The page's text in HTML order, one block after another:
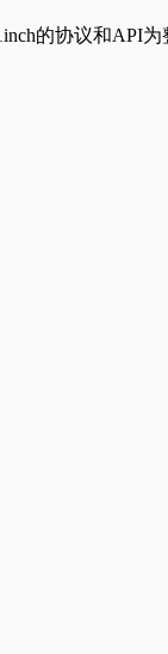
的协议和API